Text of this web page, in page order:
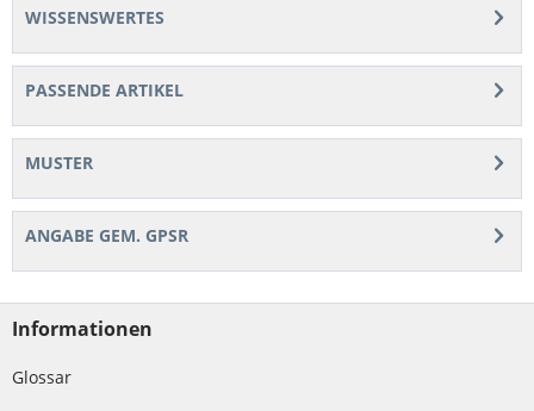
WISSENSWERTES
PASSENDE ARTIKEL
MUSTER
ANGABE GEM. GPSR
Informationen
Glossar